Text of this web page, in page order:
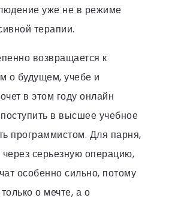
уже не в режиме
терапии.
возвращается к
о будущем, учебе и
в этом году онлайн
в высшее учебное
программистом. Для парня,
серьезную операцию,
особенно сильно, потому
о мечте, а о